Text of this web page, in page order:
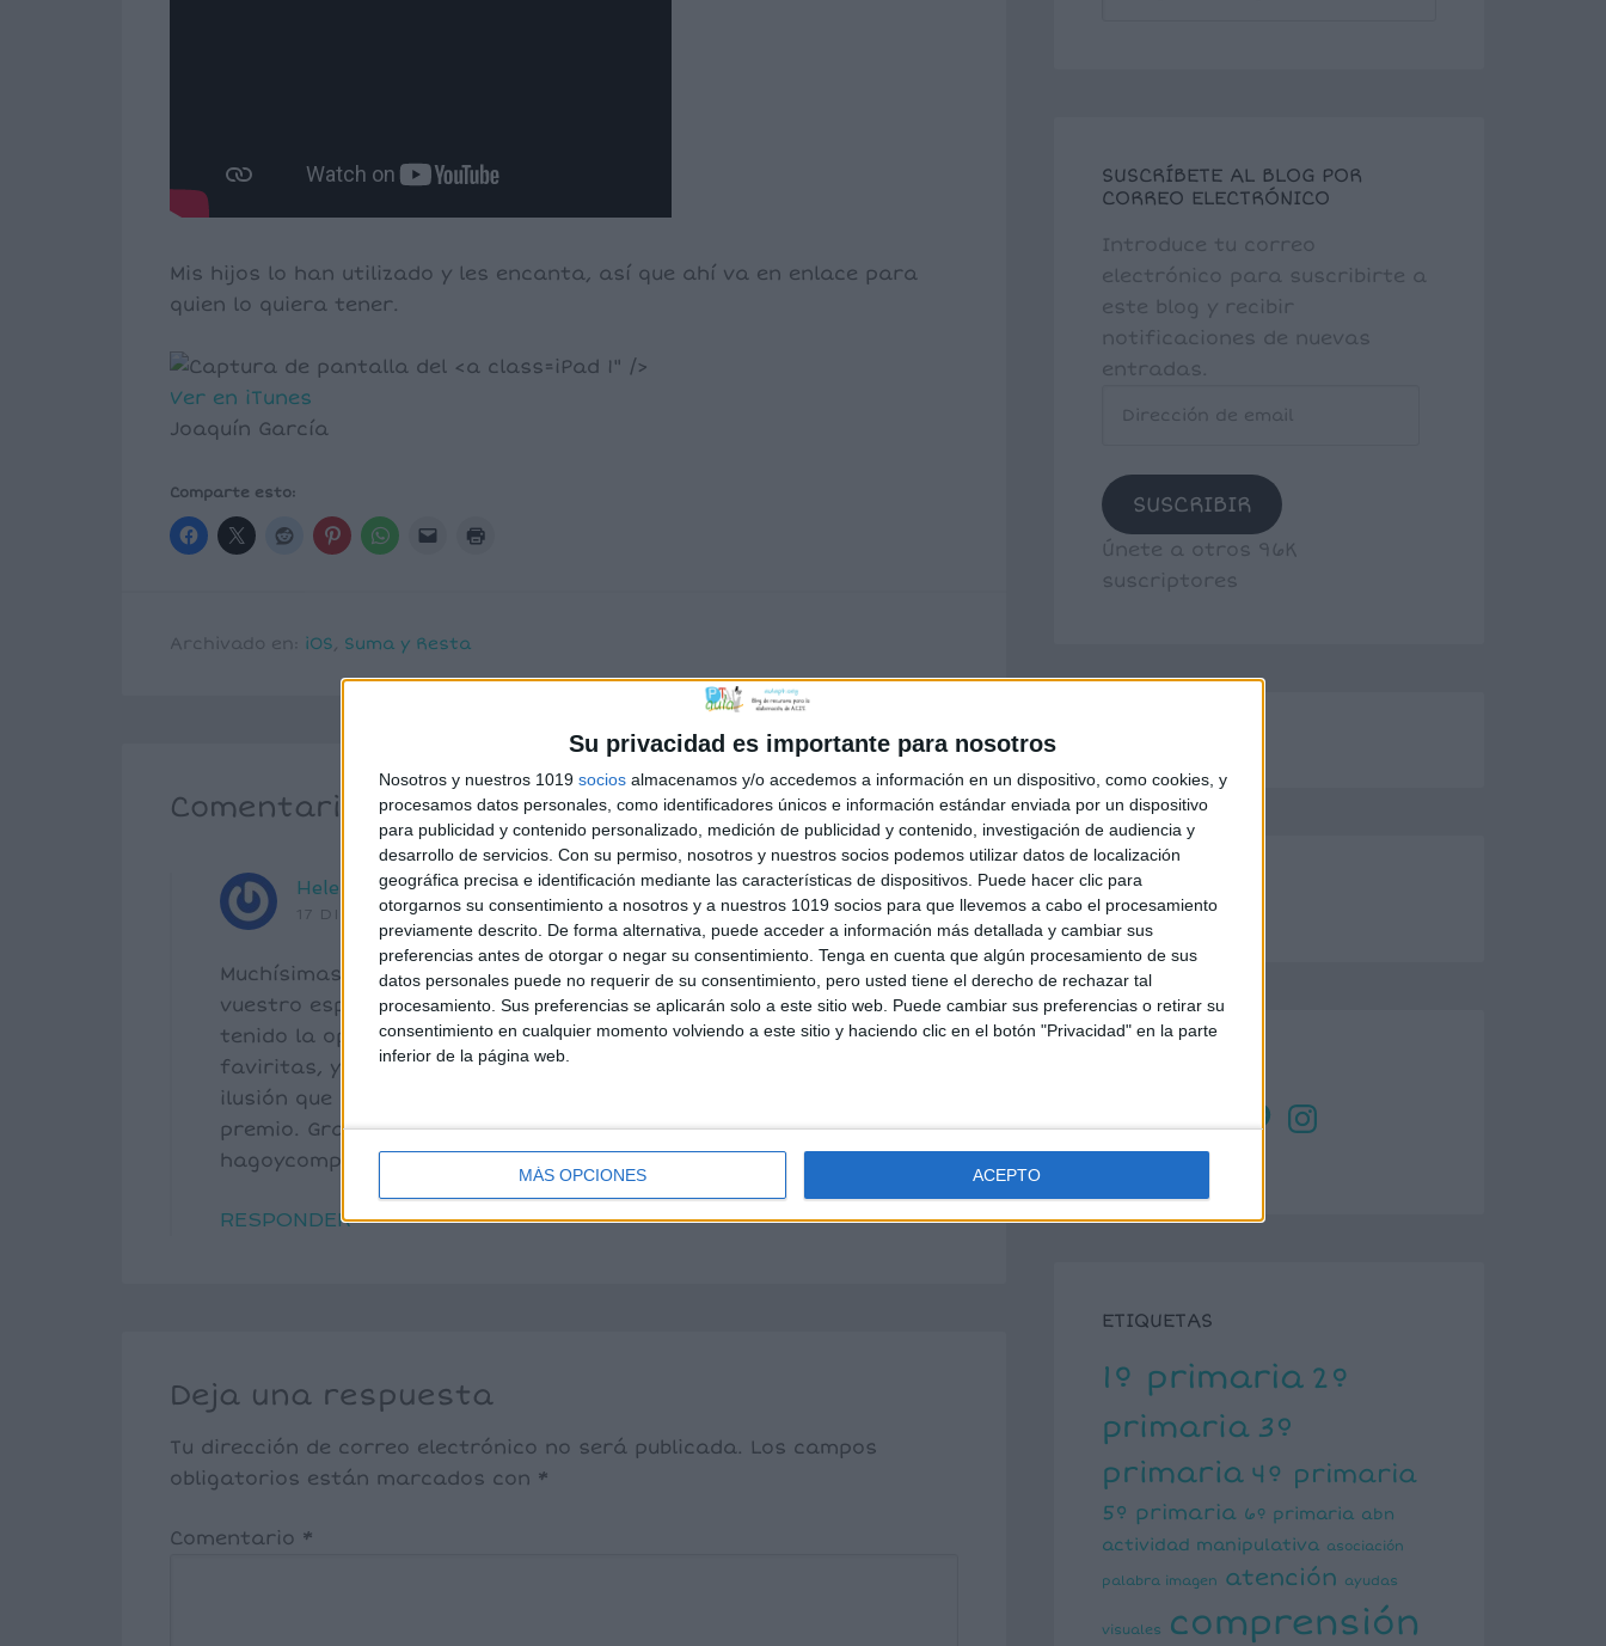
Su privacidad es importante para nosotros
Nosotros y nuestros 1019 socios almacenamos y/o accedemos a información en un dispositivo, como cookies, y
procesamos datos personales, como identificadores únicos e información estándar enviada por un dispositivo
para publicidad y contenido personalizado, medición de publicidad y contenido, investigación de audiencia y
desarrollo de servicios. Con su permiso, nosotros y nuestros socios podemos utilizar datos de localización
geográfica precisa e identificación mediante las características de dispositivos. Puede hacer clic para
otorgarnos su consentimiento a nosotros y a nuestros 1019 socios para que llevemos a cabo el procesamiento
previamente descrito. De forma alternativa, puede acceder a información más detallada y cambiar sus
preferencias antes de otorgar o negar su consentimiento. Tenga en cuenta que algún procesamiento de sus
datos personales puede no requerir de su consentimiento, pero usted tiene el derecho de rechazar tal
procesamiento. Sus preferencias se aplicarán solo a este sitio web. Puede cambiar sus preferencias o retirar su
consentimiento en cualquier momento volviendo a este sitio y haciendo clic en el botón "Privacidad" en la parte
inferior de la página web.
MÁS OPCIONES ACEPTO
Mis hijos lo han utilizado y les encanta, así que ahí va en enlace para
quien lo quiera tener.
iPad 1" />
Ver en iTunes
Joaquín García
Comparte esto:
Archivado en: iOS, Suma y Resta
Comentarios
Helena Cañas dice
17 DICIEMBRE, 2014 EN 11:26 AM
Muchísimas gracias por la labor de difusión que realizáis desde
vuestro espacio. Yo tengo un blog muy modestito, pero he
tenido la oportunidad de dar un premio a mis 5 blogs o webs
faviritas, y vosotros sois una de ellas, así que me haría mucha
ilusión que pasárais por mi blog a recoger vuestro merecido
premio. Gracias de nuevo y un afectuoso abrazo.
hagoycomprendo.blogspot.com.es
RESPONDER
Deja una respuesta
Tu dirección de correo electrónico no será publicada. Los campos
obligatorios están marcados con *
Comentario *
SUSCRÍBETE AL BLOG POR
CORREO ELECTRÓNICO
Introduce tu correo
electrónico para suscribirte a
este blog y recibir
notificaciones de nuevas
entradas.
SUSCRIBIR
Únete a otros 96K
suscriptores
YouTubePinterestInstagram
ETIQUETAS
1º primaria 2º
primaria 3º
primaria 4º primaria
5º primaria 6º primaria abn
actividad manipulativa asociación
palabra imagen atención ayudas
visuales
comprensión